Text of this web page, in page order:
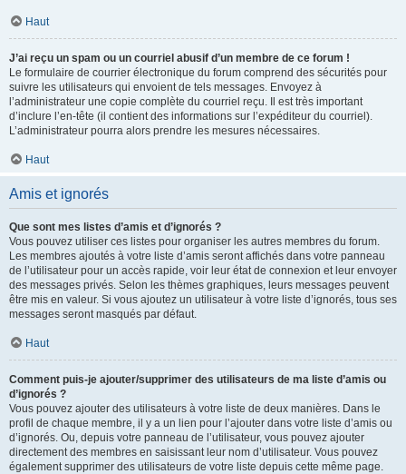
Haut
J’ai reçu un spam ou un courriel abusif d’un membre de ce forum !
Le formulaire de courrier électronique du forum comprend des sécurités pour
suivre les utilisateurs qui envoient de tels messages. Envoyez à
l’administrateur une copie complète du courriel reçu. Il est très important
d’inclure l’en-tête (il contient des informations sur l’expéditeur du courriel).
L’administrateur pourra alors prendre les mesures nécessaires.
Haut
Amis et ignorés
Que sont mes listes d’amis et d’ignorés ?
Vous pouvez utiliser ces listes pour organiser les autres membres du forum.
Les membres ajoutés à votre liste d’amis seront affichés dans votre panneau
de l’utilisateur pour un accès rapide, voir leur état de connexion et leur envoyer
des messages privés. Selon les thèmes graphiques, leurs messages peuvent
être mis en valeur. Si vous ajoutez un utilisateur à votre liste d’ignorés, tous ses
messages seront masqués par défaut.
Haut
Comment puis-je ajouter/supprimer des utilisateurs de ma liste d’amis ou
d’ignorés ?
Vous pouvez ajouter des utilisateurs à votre liste de deux manières. Dans le
profil de chaque membre, il y a un lien pour l’ajouter dans votre liste d’amis ou
d’ignorés. Ou, depuis votre panneau de l’utilisateur, vous pouvez ajouter
directement des membres en saisissant leur nom d’utilisateur. Vous pouvez
également supprimer des utilisateurs de votre liste depuis cette même page.